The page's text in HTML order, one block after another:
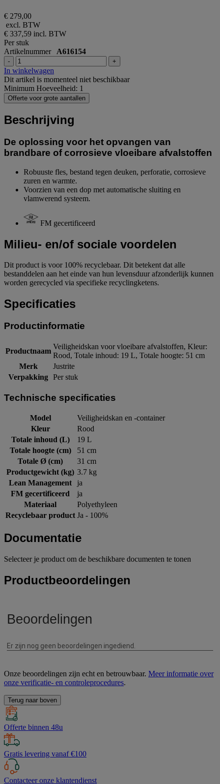
€ 279,00
excl. BTW
€ 337,59 incl. BTW
Per stuk
Artikelnummer A616154
- +
In winkelwagen
Dit artikel is momenteel niet beschikbaar
Minimum Hoeveelheid: 1
Offerte voor grote aantallen
Beschrijving
De oplossing voor het opvangen van
brandbare of corrosieve vloeibare afvalstoffen
Robuuste fles, bestand tegen deuken, perforatie, corrosieve
zuren en warmte.
Voorzien van een dop met automatische sluiting en
vlamwerend systeem.
FM gecertificeerd
Milieu- en/of sociale voordelen
Dit product is voor 100% recyclebaar. Dit betekent dat alle
bestanddelen aan het einde van hun levensduur afzonderlijk kunnen
worden gerecycled via specifieke recyclingketens.
Specificaties
Productinformatie
Productnaam
Veiligheidskan voor vloeibare afvalstoffen, Kleur:
Rood, Totale inhoud: 19 L, Totale hoogte: 51 cm
Merk
Justrite
Verpakking Per stuk
Technische specificaties
Model
Veiligheidskan en -container
Kleur
Rood
Totale inhoud (L)
19 L
Totale hoogte (cm)
51 cm
Totale Ø (cm)
31 cm
Productgewicht (kg) 3.7 kg
Lean Management
ja
FM gecertificeerd
ja
Materiaal
Polyethyleen
Recyclebaar product Ja - 100%
Documentatie
Selecteer je product om de beschikbare documenten te tonen
Productbeoordelingen
Onze beoordelingen zijn echt en betrouwbaar. Meer informatie over
onze verificatie- en controleprocedures.
Terug naar boven
Offerte binnen 48u
Gratis levering vanaf €100
Contacteer onze klantendienst